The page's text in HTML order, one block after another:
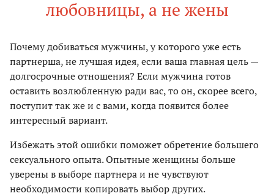
любовницы, а не жены
Почему добиваться мужчины, у которого уже есть
партнерша, не лучшая идея, если ваша главная цель —
долгосрочные отношения? Если мужчина готов
оставить возлюбленную ради вас, то он, скорее всего,
поступит так же и с вами, когда появится более
интересный вариант.
Избежать этой ошибки поможет обретение большего
сексуального опыта. Опытные женщины больше
уверены в выборе партнера и не чувствуют
необходимости копировать выбор других.